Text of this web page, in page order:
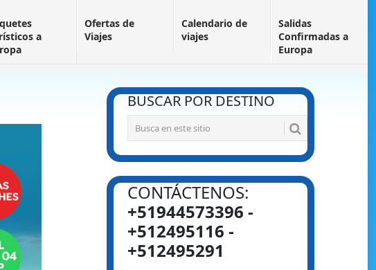
a
Ofertas de
Viajes
Calendario de
viajes
Salidas
Confirmadas a
Europa
BUSCAR POR DESTINO
CONTÁCTENOS:
+51944573396 -
+512495116 -
+512495291